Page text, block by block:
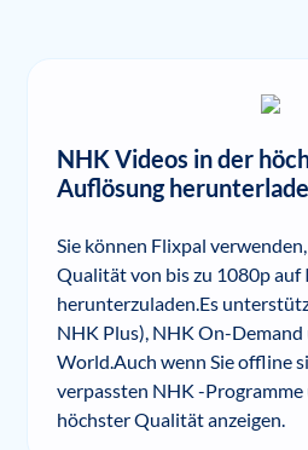
NHK Videos in der
Auflösung
Sie können Flixpal
Qualität von bis zu 1080p auf
herunterzuladen.Es
NHK Plus), NHK On-
World.Auch wenn Sie offline
verpassten NHK -
höchster Qualität anzeigen.